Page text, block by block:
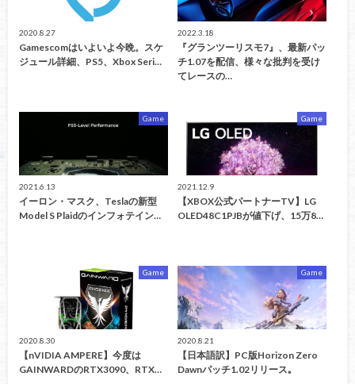
2020.8.27
Gamescomはいよいよ今晩。スケ
ジュール詳細、PS5、Xbox Seri…
2022.3.18
『グランツーリスモ7』、最新パッ
チ1.07を配信、様々な批判を受け
てレースの…
Game
2021.6.13
イーロン・マスク、Teslaの新型
Model S Plaidのインフォテイン…
Game
2021.12.9
【XBOX公式パートナーTV】LG
OLED48C1PJBが値下げ、15万8…
Game
2020.8.30
【nVIDIA AMPERE】今度は
GAINWARDのRTX3090、RTX…
Game
2020.8.21
【日本語訳】PC版Horizon Zero
Dawnパッチ1.02リリース｡